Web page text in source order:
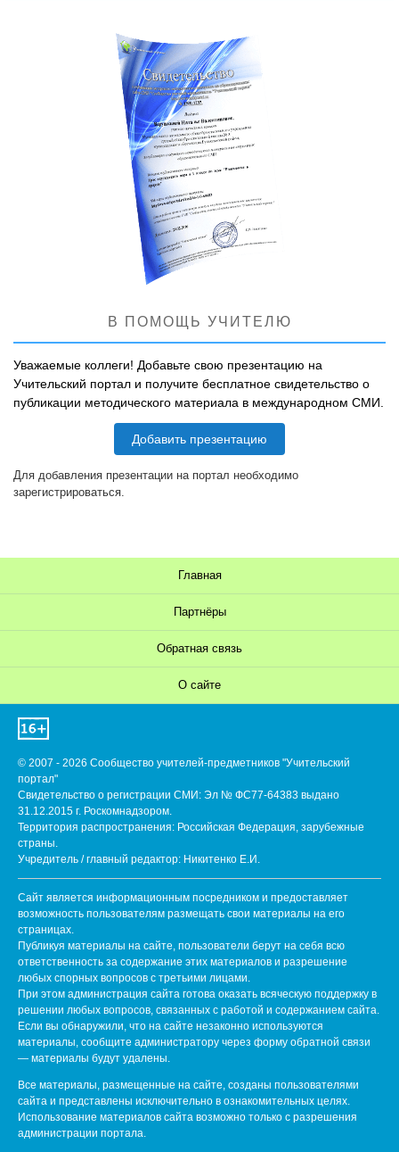
В ПОМОЩЬ УЧИТЕЛЮ
Уважаемые коллеги! Добавьте свою презентацию на
Учительский портал и получите бесплатное свидетельство о
публикации методического материала в международном СМИ.
Добавить презентацию
Для добавления презентации на портал необходимо
зарегистрироваться.
Главная
Партнёры
Обратная связь
О сайте
© 2007 - 2026 Сообщество учителей-предметников "Учительский
портал"
Свидетельство о регистрации СМИ: Эл № ФС77-64383 выдано
31.12.2015 г. Роскомнадзором.
Территория распространения: Российская Федерация, зарубежные
страны.
Учредитель / главный редактор: Никитенко Е.И.
Сайт является информационным посредником и предоставляет
возможность пользователям размещать свои материалы на его
страницах.
Публикуя материалы на сайте, пользователи берут на себя всю
ответственность за содержание этих материалов и разрешение
любых спорных вопросов с третьими лицами.
При этом администрация сайта готова оказать всяческую поддержку в
решении любых вопросов, связанных с работой и содержанием сайта.
Если вы обнаружили, что на сайте незаконно используются
материалы, сообщите администратору через форму обратной связи
— материалы будут удалены.
Все материалы, размещенные на сайте, созданы пользователями
сайта и представлены исключительно в ознакомительных целях.
Использование материалов сайта возможно только с разрешения
администрации портала.